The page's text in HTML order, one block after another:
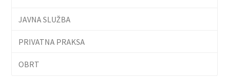
JAVNA SLUŽBA
PRIVATNA PRAKSA
OBRT